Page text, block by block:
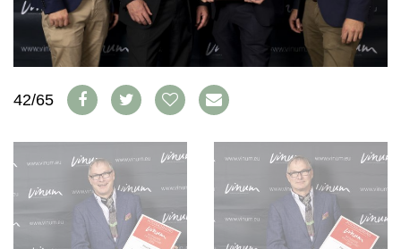
ABO
AUSGABE
ARCHIV
VORTEILSWELT
BÜCHER
WEINSZENE
PORTRAITS
VINOPHILES
ANMELDEN
AWARDS
GEWINNSPIELE
VORTEILSWELT
TRINKREIFETABELLE
ABO
WEINSUCHE
WINE TRADE CLUB
42/65